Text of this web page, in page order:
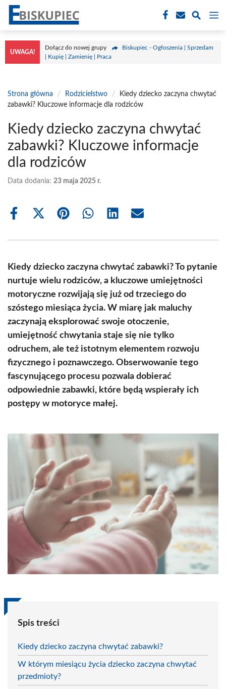
Przejdź
treści
UWAGA!
Dołącz do nowej grupy
Biskupiec - Ogłoszenia | Sprzedam
| Kupię | Zamienię | Praca
Strona główna / Rodzicielstwo /
Kiedy dziecko zaczyna chwytać
zabawki? Kluczowe informacje dla rodziców
Kiedy dziecko zaczyna chwytać
zabawki? Kluczowe informacje
dla rodziców
Data dodania: 23 maja 2025 r.
Share
Share
(Twitter)
Share Share Share Share
Kiedy dziecko zaczyna chwytać zabawki? To pytanie
nurtuje wielu rodziców, a kluczowe umiejętności
motoryczne rozwijają się już od trzeciego do
szóstego miesiąca życia. W miarę jak maluchy
zaczynają eksplorować swoje otoczenie,
umiejętność chwytania staje się nie tylko
odruchem, ale też istotnym elementem rozwoju
fizycznego i poznawczego. Obserwowanie tego
fascynującego procesu pozwala dobierać
odpowiednie zabawki, które będą wspierały ich
postępy w motoryce małej.
Spis treści
Kiedy dziecko zaczyna chwytać zabawki?
W którym miesiącu życia dziecko zaczyna chwytać
przedmioty?